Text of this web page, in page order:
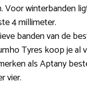
Voor winterbanden
4 millimeter.
banden van de
Tyres koop je al
als Aptany
vier.